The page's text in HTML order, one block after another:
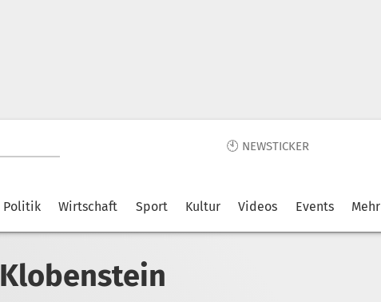
🕙 NEWSTICKER
Politik Wirtschaft Sport Kultur Videos Events Mehr
Klobenstein